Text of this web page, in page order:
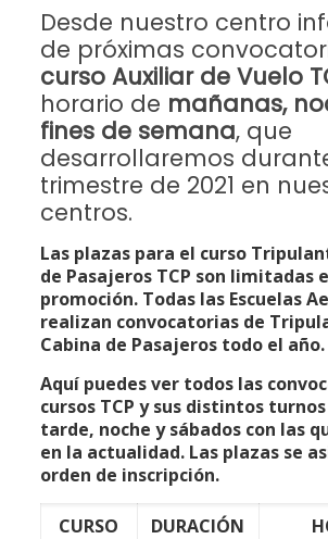
Desde nuestro centro
de próximas
curso Auxiliar de Vuelo
horario de mañanas,
fines de semana, que
desarrollaremos
trimestre de 2021 en
centros.
Las plazas para el curso
de Pasajeros TCP son limitadas
promoción. Todas las Escuelas
realizan convocatorias de
Cabina de Pasajeros todo el año.
Aquí puedes ver todos las
cursos TCP y sus distintos
tarde, noche y sábados con las
en la actualidad. Las plazas se
orden de inscripción.
CURSO DURACIÓN